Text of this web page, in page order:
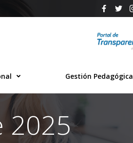
Gestión Pedagógica
2025